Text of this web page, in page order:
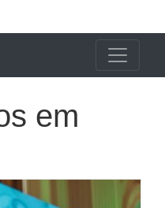
em